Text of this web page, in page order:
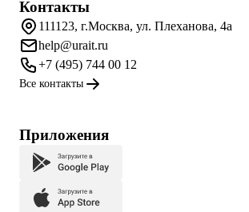
Контакты
111123, г.Москва, ул. Плеханова, 4а
help@urait.ru
+7 (495) 744 00 12
Все контакты
Приложения